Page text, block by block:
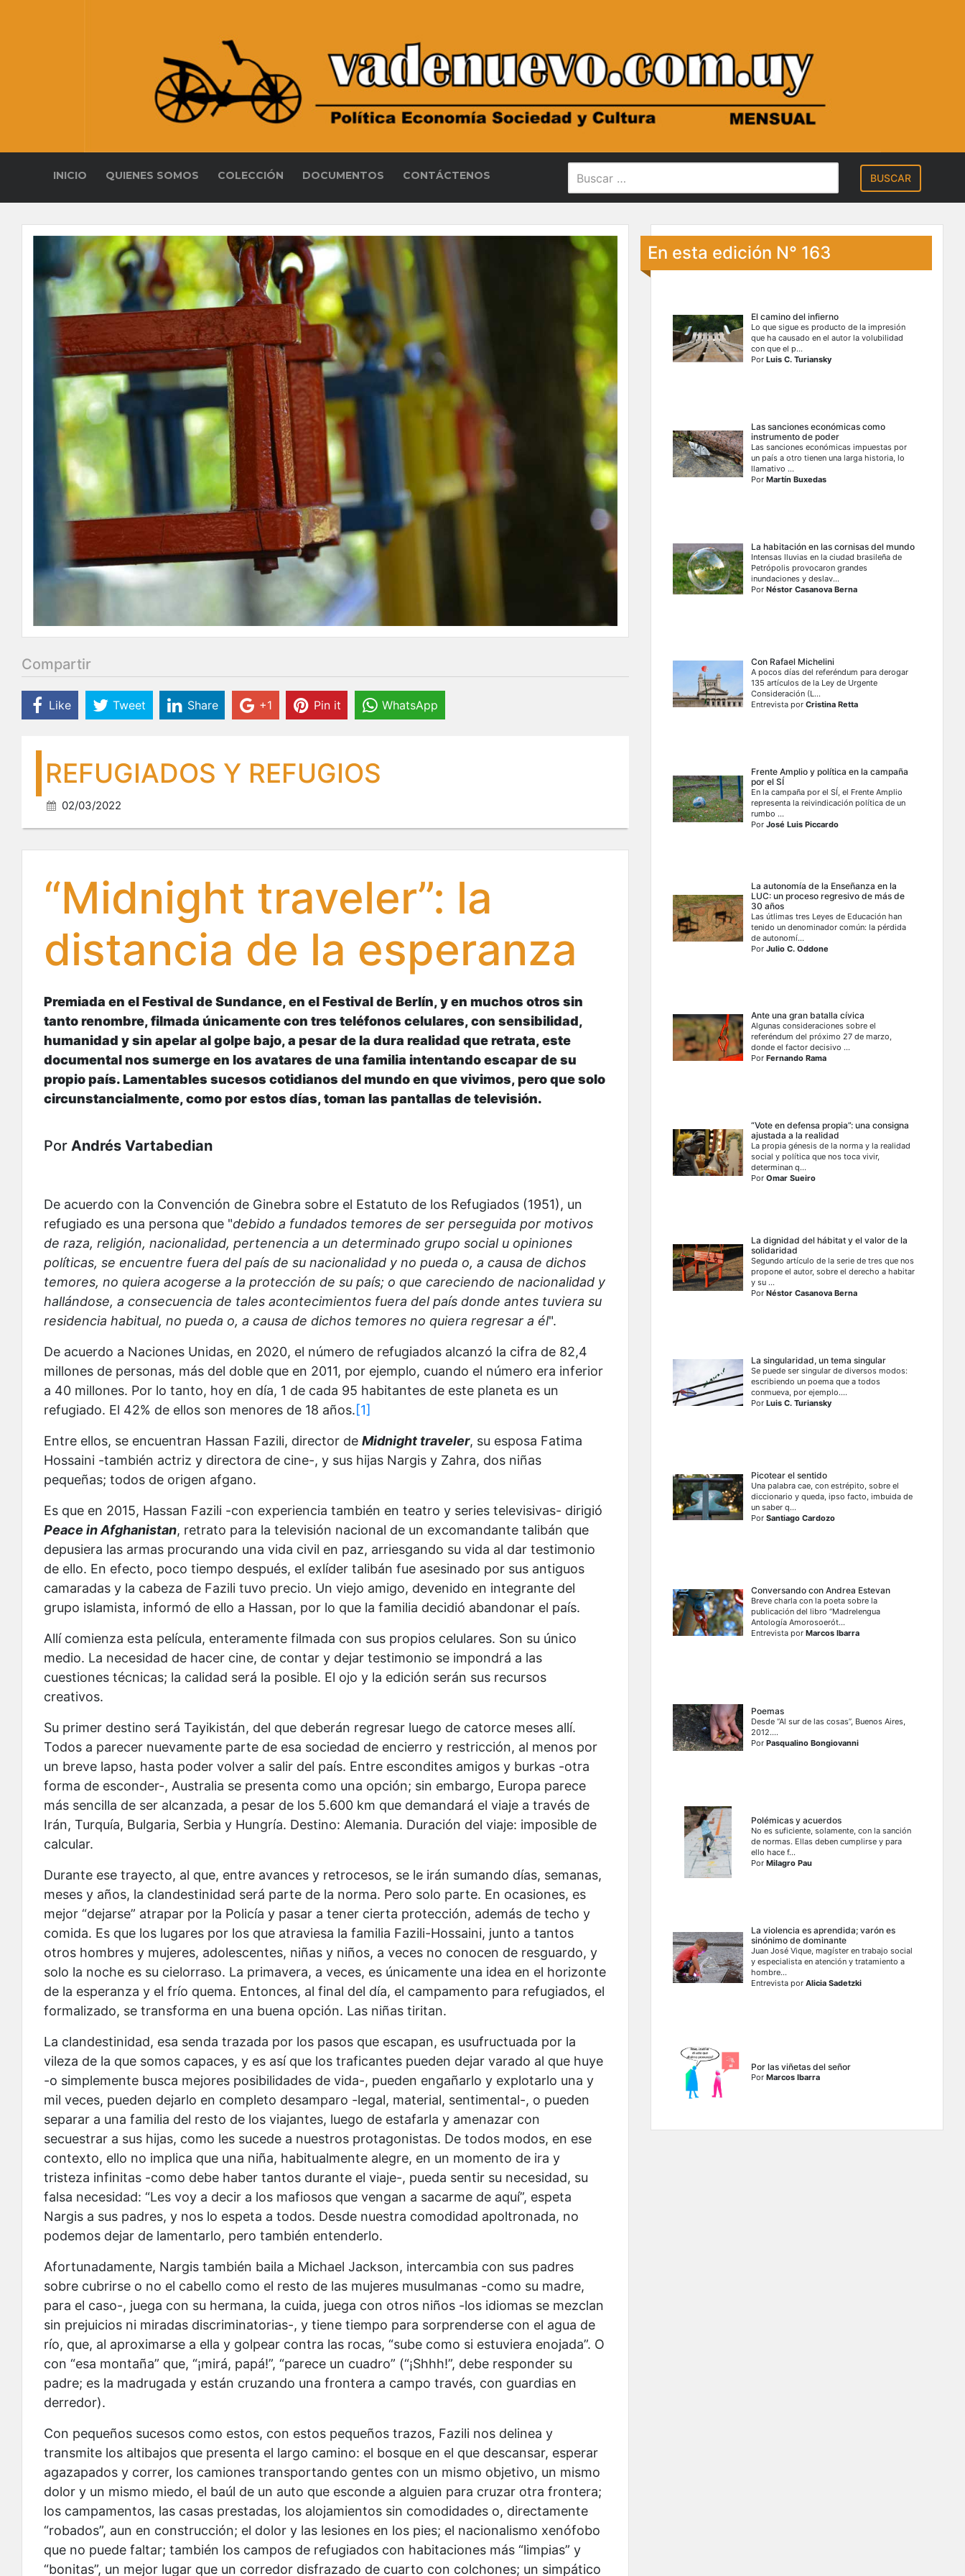
INICIO QUIENES SOMOS COLECCIÓN DOCUMENTOS CONTÁCTENOS
Compartir
Like Tweet Share +1 Pin it WhatsApp
REFUGIADOS Y REFUGIOS
02/03/2022
“Midnight traveler”: la
distancia de la esperanza
Premiada en el Festival de Sundance, en el Festival de Berlín, y en muchos otros sin
tanto renombre, filmada únicamente con tres teléfonos celulares, con sensibilidad,
humanidad y sin apelar al golpe bajo, a pesar de la dura realidad que retrata, este
documental nos sumerge en los avatares de una familia intentando escapar de su
propio país. Lamentables sucesos cotidianos del mundo en que vivimos, pero que solo
circunstancialmente, como por estos días, toman las pantallas de televisión.
Por Andrés Vartabedian
De acuerdo con la Convención de Ginebra sobre el Estatuto de los Refugiados (1951), un
refugiado es una persona que "debido a fundados temores de ser perseguida por motivos
de raza, religión, nacionalidad, pertenencia a un determinado grupo social u opiniones
políticas, se encuentre fuera del país de su nacionalidad y no pueda o, a causa de dichos
temores, no quiera acogerse a la protección de su país; o que careciendo de nacionalidad y
hallándose, a consecuencia de tales acontecimientos fuera del país donde antes tuviera su
residencia habitual, no pueda o, a causa de dichos temores no quiera regresar a él".
De acuerdo a Naciones Unidas, en 2020, el número de refugiados alcanzó la cifra de 82,4
millones de personas, más del doble que en 2011, por ejemplo, cuando el número era inferior
a 40 millones. Por lo tanto, hoy en día, 1 de cada 95 habitantes de este planeta es un
refugiado. El 42% de ellos son menores de 18 años.[1]
Entre ellos, se encuentran Hassan Fazili, director de Midnight traveler, su esposa Fatima
Hossaini -también actriz y directora de cine-, y sus hijas Nargis y Zahra, dos niñas
pequeñas; todos de origen afgano.
Es que en 2015, Hassan Fazili -con experiencia también en teatro y series televisivas- dirigió
Peace in Afghanistan, retrato para la televisión nacional de un excomandante talibán que
depusiera las armas procurando una vida civil en paz, arriesgando su vida al dar testimonio
de ello. En efecto, poco tiempo después, el exlíder talibán fue asesinado por sus antiguos
camaradas y la cabeza de Fazili tuvo precio. Un viejo amigo, devenido en integrante del
grupo islamista, informó de ello a Hassan, por lo que la familia decidió abandonar el país.
Allí comienza esta película, enteramente filmada con sus propios celulares. Son su único
medio. La necesidad de hacer cine, de contar y dejar testimonio se impondrá a las
cuestiones técnicas; la calidad será la posible. El ojo y la edición serán sus recursos
creativos.
Su primer destino será Tayikistán, del que deberán regresar luego de catorce meses allí.
Todos a parecer nuevamente parte de esa sociedad de encierro y restricción, al menos por
un breve lapso, hasta poder volver a salir del país. Entre escondites amigos y burkas -otra
forma de esconder-, Australia se presenta como una opción; sin embargo, Europa parece
más sencilla de ser alcanzada, a pesar de los 5.600 km que demandará el viaje a través de
Irán, Turquía, Bulgaria, Serbia y Hungría. Destino: Alemania. Duración del viaje: imposible de
calcular.
Durante ese trayecto, al que, entre avances y retrocesos, se le irán sumando días, semanas,
meses y años, la clandestinidad será parte de la norma. Pero solo parte. En ocasiones, es
mejor “dejarse” atrapar por la Policía y pasar a tener cierta protección, además de techo y
comida. Es que los lugares por los que atraviesa la familia Fazili-Hossaini, junto a tantos
otros hombres y mujeres, adolescentes, niñas y niños, a veces no conocen de resguardo, y
solo la noche es su cielorraso. La primavera, a veces, es únicamente una idea en el horizonte
de la esperanza y el frío quema. Entonces, al final del día, el campamento para refugiados, el
formalizado, se transforma en una buena opción. Las niñas tiritan.
La clandestinidad, esa senda trazada por los pasos que escapan, es usufructuada por la
vileza de la que somos capaces, y es así que los traficantes pueden dejar varado al que huye
-o simplemente busca mejores posibilidades de vida-, pueden engañarlo y explotarlo una y
mil veces, pueden dejarlo en completo desamparo -legal, material, sentimental-, o pueden
separar a una familia del resto de los viajantes, luego de estafarla y amenazar con
secuestrar a sus hijas, como les sucede a nuestros protagonistas. De todos modos, en ese
contexto, ello no implica que una niña, habitualmente alegre, en un momento de ira y
tristeza infinitas -como debe haber tantos durante el viaje-, pueda sentir su necesidad, su
falsa necesidad: “Les voy a decir a los mafiosos que vengan a sacarme de aquí”, espeta
Nargis a sus padres, y nos lo espeta a todos. Desde nuestra comodidad apoltronada, no
podemos dejar de lamentarlo, pero también entenderlo.
Afortunadamente, Nargis también baila a Michael Jackson, intercambia con sus padres
sobre cubrirse o no el cabello como el resto de las mujeres musulmanas -como su madre,
para el caso-, juega con su hermana, la cuida, juega con otros niños -los idiomas se mezclan
sin prejuicios ni miradas discriminatorias-, y tiene tiempo para sorprenderse con el agua de
río, que, al aproximarse a ella y golpear contra las rocas, “sube como si estuviera enojada”. O
con “esa montaña” que, “¡mirá, papá!”, “parece un cuadro” (“¡Shhh!”, debe responder su
padre; es la madrugada y están cruzando una frontera a campo través, con guardias en
derredor).
Con pequeños sucesos como estos, con estos pequeños trazos, Fazili nos delinea y
transmite los altibajos que presenta el largo camino: el bosque en el que descansar, esperar
agazapados y correr, los camiones transportando gentes con un mismo objetivo, un mismo
dolor y un mismo miedo, el baúl de un auto que esconde a alguien para cruzar otra frontera;
los campamentos, las casas prestadas, los alojamientos sin comodidades o, directamente
“robados”, aun en construcción; el dolor y las lesiones en los pies; el nacionalismo xenófobo
que no puede faltar; también los campos de refugiados con habitaciones más “limpias” y
“bonitas”, un mejor lugar que un corredor disfrazado de cuarto con colchones; un simpático
En esta edición N° 163
El camino del infierno
Lo que sigue es producto de la impresión
que ha causado en el autor la volubilidad
con que el p...
PorLuis C. Turiansky
Las sanciones económicas como
instrumento de poder
Las sanciones económicas impuestas por
un país a otro tienen una larga historia, lo
llamativo ...
PorMartín Buxedas
La habitación en las cornisas del mundo
Intensas lluvias en la ciudad brasileña de
Petrópolis provocaron grandes
inundaciones y deslav...
PorNéstor Casanova Berna
Con Rafael Michelini
A pocos días del referéndum para derogar
135 artículos de la Ley de Urgente
Consideración (L...
Entrevista porCristina Retta
Frente Amplio y política en la campaña
por el SÍ
En la campaña por el SÍ, el Frente Amplio
representa la reivindicación política de un
rumbo ...
PorJosé Luis Piccardo
La autonomía de la Enseñanza en la
LUC: un proceso regresivo de más de
30 años
Las útlimas tres Leyes de Educación han
tenido un denominador común: la pérdida
de autonomí...
PorJulio C. Oddone
Ante una gran batalla cívica
Algunas consideraciones sobre el
referéndum del próximo 27 de marzo,
donde el factor decisivo ...
PorFernando Rama
“Vote en defensa propia”: una consigna
ajustada a la realidad
La propia génesis de la norma y la realidad
social y política que nos toca vivir,
determinan q...
PorOmar Sueiro
La dignidad del hábitat y el valor de la
solidaridad
Segundo artículo de la serie de tres que nos
propone el autor, sobre el derecho a habitar
y su ...
PorNéstor Casanova Berna
La singularidad, un tema singular
Se puede ser singular de diversos modos:
escribiendo un poema que a todos
conmueva, por ejemplo....
PorLuis C. Turiansky
Picotear el sentido
Una palabra cae, con estrépito, sobre el
diccionario y queda, ipso facto, imbuida de
un saber q...
PorSantiago Cardozo
Conversando con Andrea Estevan
Breve charla con la poeta sobre la
publicación del libro “Madrelengua
Antología Amorosoerót...
Entrevista porMarcos Ibarra
Poemas
Desde “Al sur de las cosas”, Buenos Aires,
2012....
PorPasqualino Bongiovanni
Polémicas y acuerdos
No es suficiente, solamente, con la sanción
de normas. Ellas deben cumplirse y para
ello hace f...
PorMilagro Pau
La violencia es aprendida; varón es
sinónimo de dominante
Juan José Vique, magíster en trabajo social
y especialista en atención y tratamiento a
hombre...
Entrevista porAlicia Sadetzki
Por las viñetas del señor
PorMarcos Ibarra